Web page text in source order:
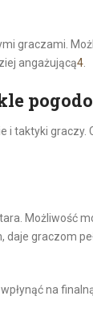
graczami.
angażującą4.
i taktyki graczy.
Możliwość
graczom
na